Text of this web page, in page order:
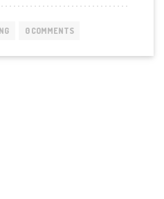
0 COMMENTS